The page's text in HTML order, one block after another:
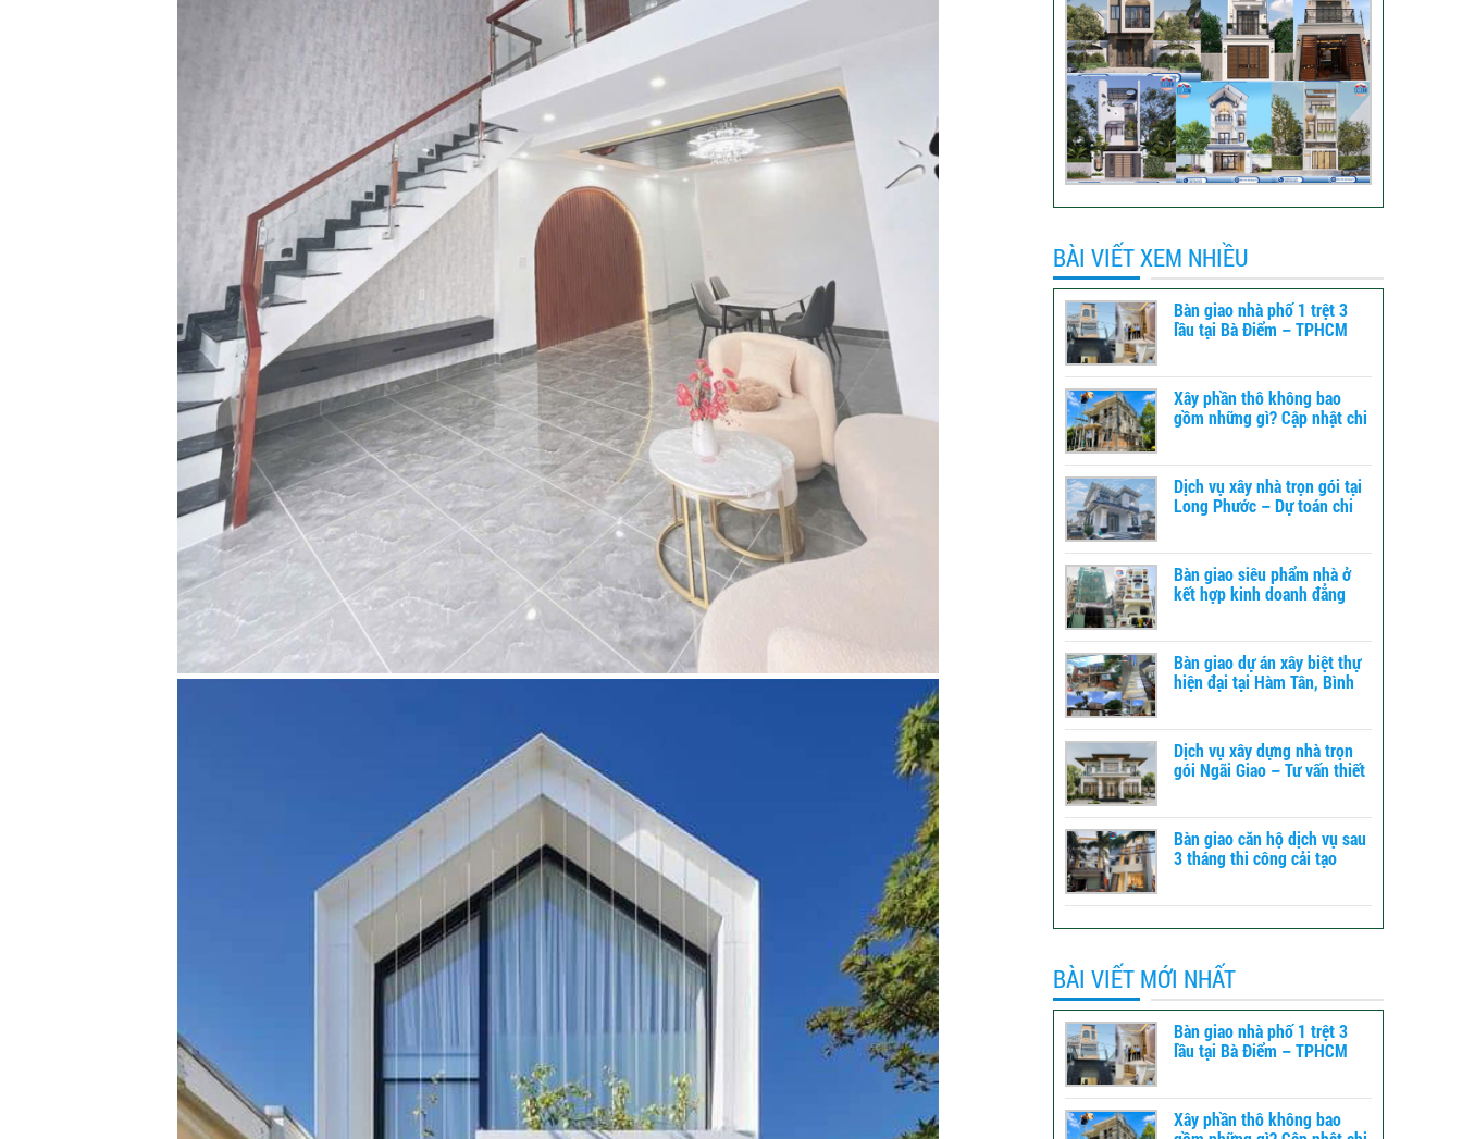
BÀI VIẾT XEM NHIỀU
Bàn giao nhà phố 1 trệt 3
lầu tại Bà Điểm – TPHCM
Xây phần thô không bao
gồm những gì? Cập nhật chi
Dịch vụ xây nhà trọn gói tại
Long Phước – Dự toán chi
Bàn giao siêu phẩm nhà ở
kết hợp kinh doanh đẳng
Bàn giao dự án xây biệt thự
hiện đại tại Hàm Tân, Bình
Dịch vụ xây dựng nhà trọn
gói Ngãi Giao – Tư vấn thiết
Bàn giao căn hộ dịch vụ sau
3 tháng thi công cải tạo
BÀI VIẾT MỚI NHẤT
Bàn giao nhà phố 1 trệt 3
lầu tại Bà Điểm – TPHCM
Xây phần thô không bao